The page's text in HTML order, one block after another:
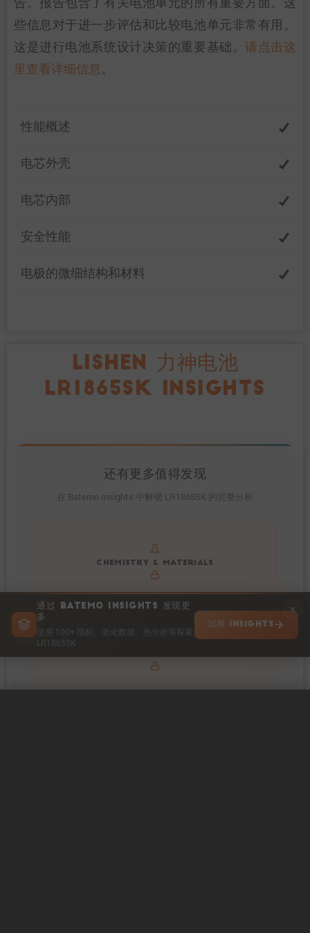
通过 BATEMO INSIGHTS 发现更
多
使用 100+ 指标、老化数据、热分析等探索
LR1865SK
试用 INSIGHTS
些信息对于进一步评估和比较电池单元非常有用。
这是进行电池系统设计决策的重要基础。请点击这
里查看详细信息。
性能概述
电芯外壳
电芯内部
安全性能
电极的微细结构和材料
LISHEN 力神电池
LR1865SK INSIGHTS
还有更多值得发现
在 Batemo Insights 中解锁 LR1865SK 的完整分析
CHEMISTRY & MATERIALS
Get to know active materials for the LR1865SK
Explore impedance spectrum and DCIR (SOC, T) of
LR1865SK